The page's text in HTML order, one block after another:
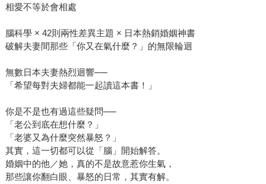
相愛不等於會相處
腦科學 × 42則兩性差異主題 × 日本熱銷婚姻神書
破解夫妻間那些「你又在氣什麼？」的無限輪迴
無數日本夫妻熱烈迴響──
「希望每對夫婦都能一起讀這本書！」
你是不是也有過這些疑問──
「老公到底在想什麼？」
「老婆又為什麼突然暴怒？」
其實，這一切都可以從「腦」開始解答。
婚姻中的他／她，真的不是故意惹你生氣，
那些讓你翻白眼、暴怒的日常，其實有解。